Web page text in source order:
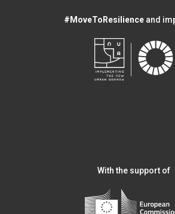
#MoveToResilienceand
With the support of